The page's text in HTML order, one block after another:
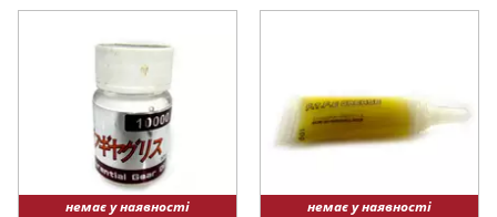
немає у наявності
немає у наявності